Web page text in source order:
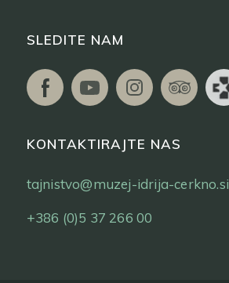
SLEDITE NAM
KONTAKTIRAJTE NAS
tajnistvo@muzej-idrija-cerkno.si
+386 (0)5 37 266 00